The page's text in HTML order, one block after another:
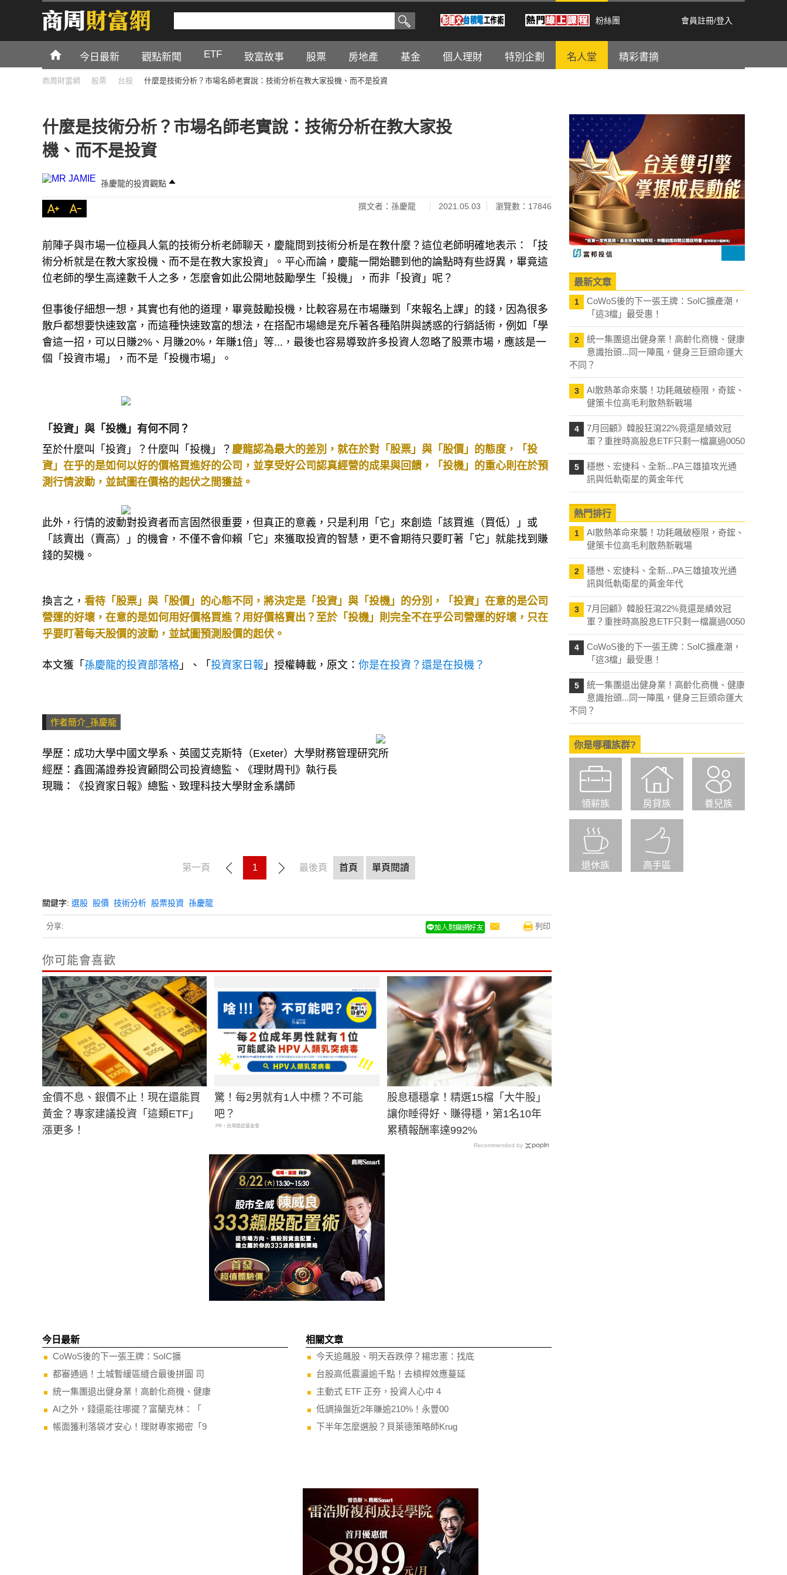
粉絲團 會員註冊/登入
今日最新 觀點新聞 ETF 致富故事 股票 房地產 基金 個人理財 特別企劃 名人堂 精彩書摘
商周財富網 股票 台股 什麼是技術分析？市場名師老實說：技術分析在教大家投機、而不是投資
什麼是技術分析？市場名師老實說：技術分析在教大家投
機、而不是投資
孫慶龍的投資觀點
撰文者：孫慶龍 2021.05.03 瀏覽數：17846
前陣子與市場一位極具人氣的技術分析老師聊天，慶龍問到技術分析是在教什麼？這位老師明確地表示：「技
術分析就是在教大家投機、而不是在教大家投資」。平心而論，慶龍一開始聽到他的論點時有些訝異，畢竟這
但事後仔細想一想，其實也有他的道理，畢竟鼓勵投機，比較容易在市場賺到「來報名上課」的錢，因為很多
散戶都想要快速致富，而這種快速致富的想法，在搭配市場總是充斥著各種陷阱與誘惑的行銷話術，例如「學
會這一招，可以日賺2%、月賺20%，年賺1倍」等...，最後也容易導致許多投資人忽略了股票市場，應該是一
「投資」與「投機」有何不同？
至於什麼叫「投資」？什麼叫「投機」？慶龍認為最大的差別，就在於對「股票」與「股價」的態度，「投
資」在乎的是如何以好的價格買進好的公司，並享受好公司認真經營的成果與回饋，「投機」的重心則在於預
此外，行情的波動對投資者而言固然很重要，但真正的意義，只是利用「它」來創造「該買進（買低）」或
「該賣出（賣高）」的機會，不僅不會仰賴「它」來獲取投資的智慧，更不會期待只要盯著「它」就能找到賺
換言之，看待「股票」與「股價」的心態不同，將決定是「投資」與「投機」的分別，「投資」在意的是公司
營運的好壞，在意的是如何用好價格買進？用好價格賣出？至於「投機」則完全不在乎公司營運的好壞，只在
學歷：成功大學中國文學系、英國艾克斯特（Exeter）大學財務管理研究所
經歷：鑫圓滿證券投資顧問公司投資總監、《理財周刊》執行長
1 首頁 單頁閱讀
關鍵字: 選股 股價 技術分析 股票投資 孫慶龍
分享: 列印
你可能會喜歡
金價不息、銀價不止！現在還能買
黃金？專家建議投資「這類ETF」
驚！每2男就有1人中標？不可能
吧？
股息穩穩拿！精選15檔「大牛股」
讓你睡得好、賺得穩，第1名10年
累積報酬率達992%
今日最新
CoWoS後的下一張王牌：SoIC擴
都審通過！土城暫緩區縫合最後拼圖 司
統一集團退出健身業！高齡化商機、健康
AI之外，錢還能往哪擺？富蘭克林：「
相關文章
今天追飆股、明天吞跌停？楊忠憲：找底
台股高低震盪逾千點！去槓桿效應蔓延
主動式 ETF 正夯，投資人心中 4
低調操盤近2年賺逾210%！永豐00
最新文章
1
CoWoS後的下一張王牌：SoIC擴產潮，
「這3檔」最受惠！
2
統一集團退出健身業！高齡化商機、健康
意識抬頭...同一陣風，健身三巨頭命運大
不同？
3
AI散熱革命來襲！功耗飆破極限，奇鋐、
健策卡位高毛利散熱新戰場
4
7月回顧》韓股狂瀉22%竟還是績效冠
軍？重挫時高股息ETF只剩一檔贏過0050
5
穩懋、宏捷科、全新...PA三雄搶攻光通
訊與低軌衛星的黃金年代
熱門排行
1
AI散熱革命來襲！功耗飆破極限，奇鋐、
健策卡位高毛利散熱新戰場
2
穩懋、宏捷科、全新...PA三雄搶攻光通
訊與低軌衛星的黃金年代
3
7月回顧》韓股狂瀉22%竟還是績效冠
軍？重挫時高股息ETF只剩一檔贏過0050
4
CoWoS後的下一張王牌：SoIC擴產潮，
「這3檔」最受惠！
5
統一集團退出健身業！高齡化商機、健康
意識抬頭...同一陣風，健身三巨頭命運大
不同？
你是哪種族群?
領薪族 房貸族 養兒族
退休族 高手區